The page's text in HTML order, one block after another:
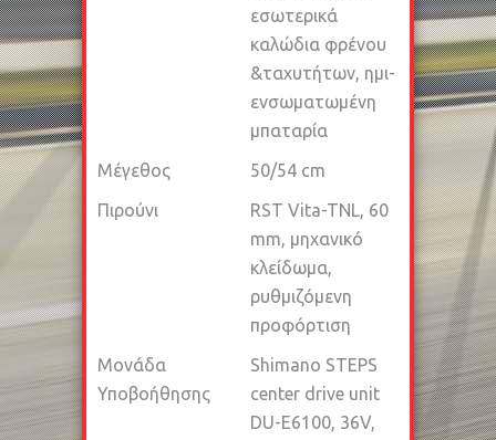
εσωτερικά
καλώδια φρένου
&ταχυτήτων, ημι-
ενσωματωμένη
μπαταρία
Μέγεθος
50/54 cm
Πιρούνι
RST Vita-TNL, 60
mm, μηχανικό
κλείδωμα,
ρυθμιζόμενη
προφόρτιση
Μονάδα
Υποβοήθησης
Shimano STEPS
center drive unit
DU-E6100, 36V,